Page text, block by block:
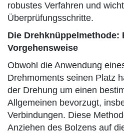
robustes Verfahren und
Überprüfungsschritte.
Die Drehknüppelmethode:
Vorgehensweise
Obwohl die Anwendung
Drehmoments seinen Platz
der Drehung um einen
Allgemeinen bevorzugt,
Verbindungen. Diese
Anziehen des Bolzens auf